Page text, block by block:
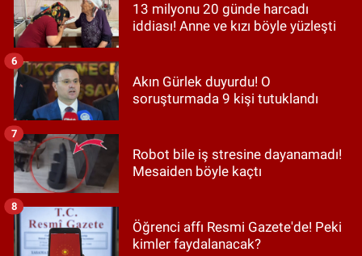
13 milyonu 20 günde harcadı
iddiası! Anne ve kızı böyle yüzleşti
Akın Gürlek duyurdu! O
soruşturmada 9 kişi tutuklandı
6
Robot bile iş stresine dayanamadı!
Mesaiden böyle kaçtı
7
Öğrenci affı Resmi Gazete'de! Peki
kimler faydalanacak?
8